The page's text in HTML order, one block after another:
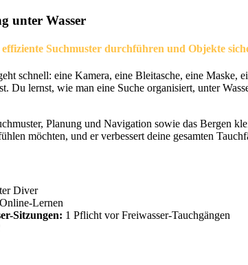
unter Wasser
Suchmuster durchführen und Objekte
schnell: eine Kamera, eine Bleitasche, eine
Du lernst, wie man eine Suche organisiert, unter
Planung und Navigation sowie das Bergen
möchten, und er verbessert deine gesamten
Diver
Online-Lernen
Sitzungen: 1 Pflicht vor Freiwasser-Tauchgängen